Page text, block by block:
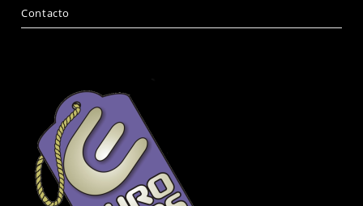
Contacto